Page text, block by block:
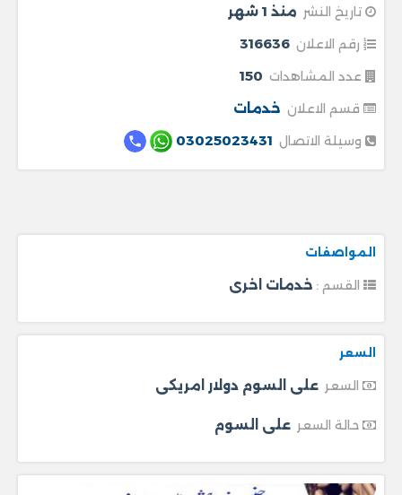
تاريخ النشر منذ 1 شهر
رقم الاعلان 316636
عدد المشاهدات 150
قسم الاعلان خدمات
وسيلة الاتصال 03025023431
المواصفات
خدمات اخرى
السعر
السعر على السوم دولار امريكى
حالة السعر على السوم